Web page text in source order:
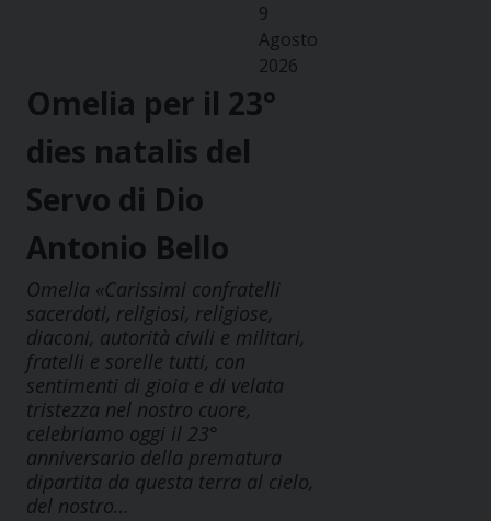
9
Agosto
2026
Omelia per il 23°
dies natalis del
Servo di Dio
Antonio Bello
Omelia «Carissimi confratelli
sacerdoti, religiosi, religiose,
diaconi, autorità civili e militari,
fratelli e sorelle tutti, con
sentimenti di gioia e di velata
tristezza nel nostro cuore,
celebriamo oggi il 23°
anniversario della prematura
dipartita da questa terra al cielo,
del nostro…